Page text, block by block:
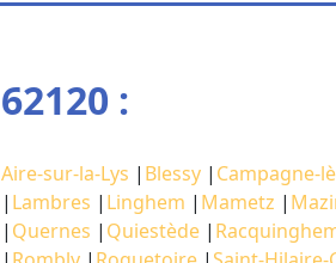
62120 :
Aire-sur-la-Lys | Blessy | Campagne-
| Lambres | Linghem | Mametz |
| Quernes | Quiestède |